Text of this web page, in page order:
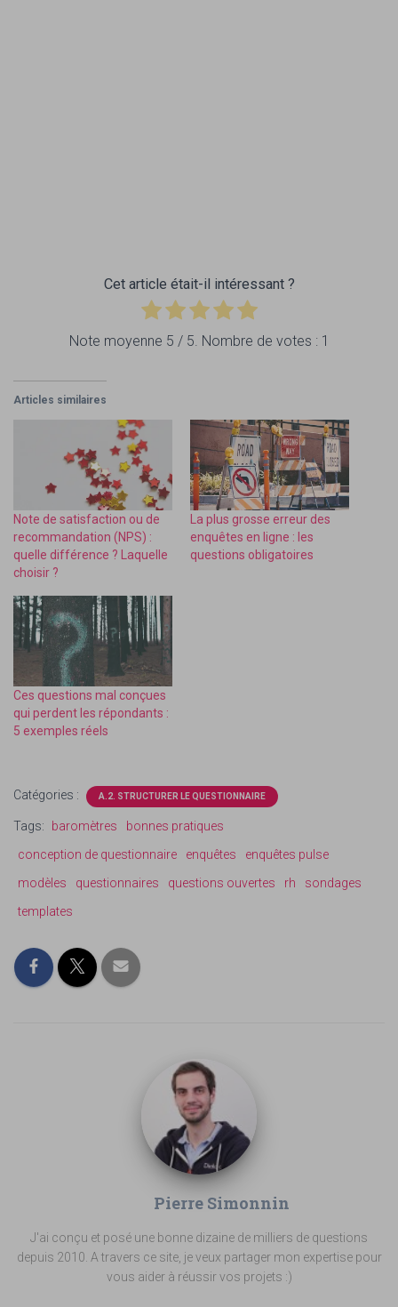
Cet article était-il intéressant ?
Note moyenne 5 / 5. Nombre de votes : 1
Articles similaires
Note de satisfaction ou de
recommandation (NPS) :
quelle différence ? Laquelle
choisir ?
La plus grosse erreur des
enquêtes en ligne : les
questions obligatoires
Ces questions mal conçues
qui perdent les répondants :
5 exemples réels
Catégories : A.2. STRUCTURER LE QUESTIONNAIRE
Tags: baromètres
bonnes pratiques
conception de questionnaire
enquêtes
enquêtes pulse
modèles
questionnaires questions ouvertes rh
sondages
templates
Pierre Simonnin
J'ai conçu et posé une bonne dizaine de milliers de questions
depuis 2010. A travers ce site, je veux partager mon expertise pour
vous aider à réussir vos projets :)